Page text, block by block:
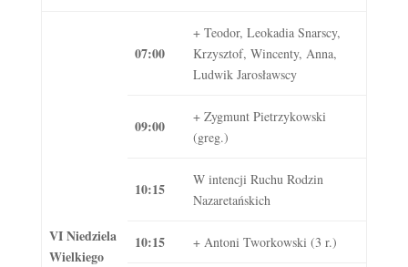
VI Niedziela
Wielkiego
07:00
+ Teodor, Leokadia Snarscy,
Krzysztof, Wincenty, Anna,
Ludwik Jarosławscy
09:00
+ Zygmunt Pietrzykowski
(greg.)
10:15
W intencji Ruchu Rodzin
Nazaretańskich
10:15 + Antoni Tworkowski (3 r.)